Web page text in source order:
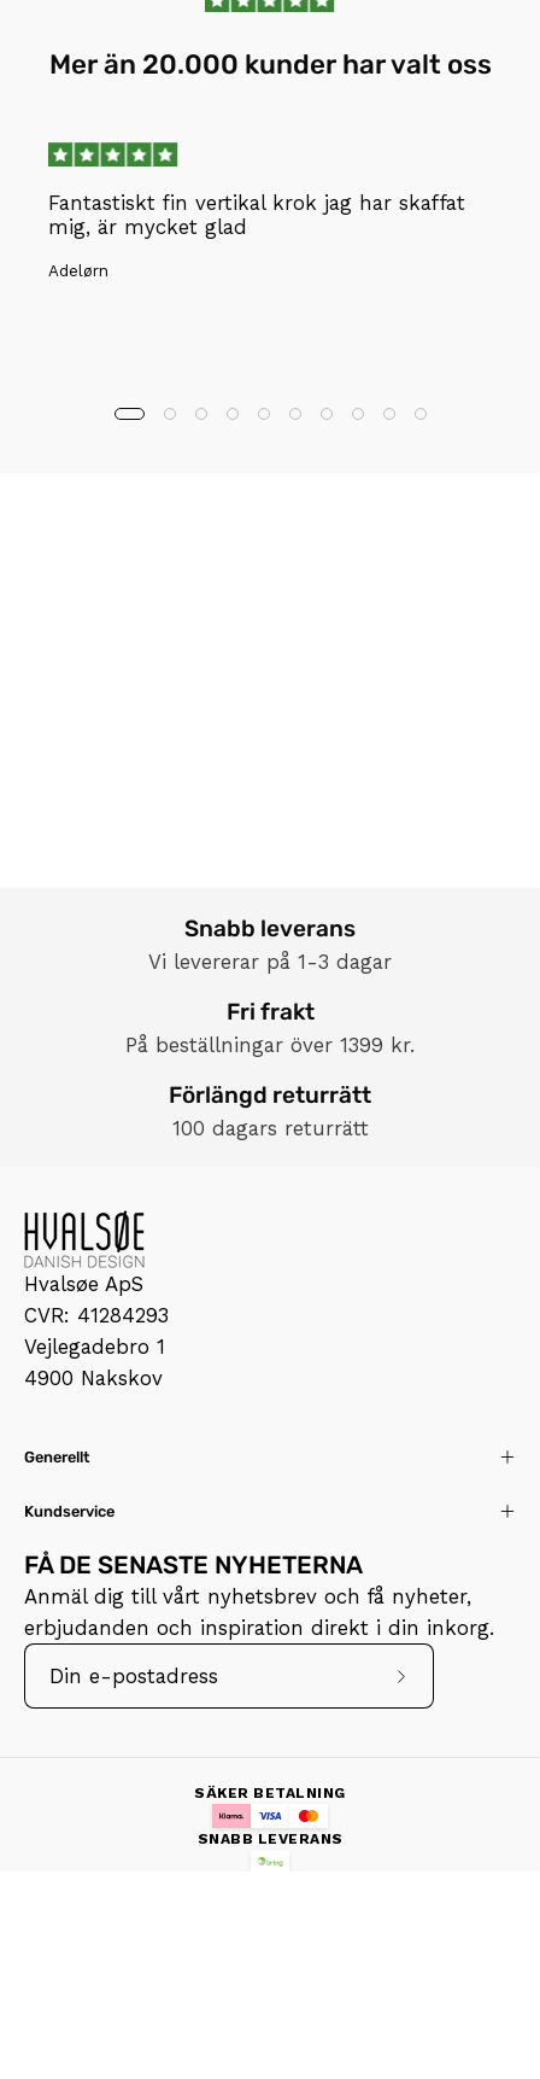
Mer än 20.000 kunder har valt oss
Fantastiskt fin vertikal krok jag har skaffat
mig, är mycket glad
Adelørn
Snabb leverans
Vi levererar på 1-3 dagar
Fri frakt
På beställningar över 1399 kr.
Förlängd returrätt
100 dagars returrätt
Hvalsøe ApS
CVR: 41284293
Vejlegadebro 1
4900 Nakskov
Generellt
Kundservice
FÅ DE SENASTE NYHETERNA
Anmäl dig till vårt nyhetsbrev och få nyheter,
erbjudanden och inspiration direkt i din inkorg.
Prenumerera
SÄKER BETALNING
SNABB LEVERANS